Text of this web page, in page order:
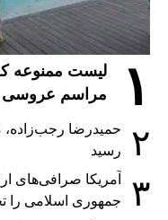
۱
مراسم عروسی
۲
حمیدرضا رجب‌زاده،
رسید
۳
آمریکا صرافی‌های
جمهوری اسلامی را